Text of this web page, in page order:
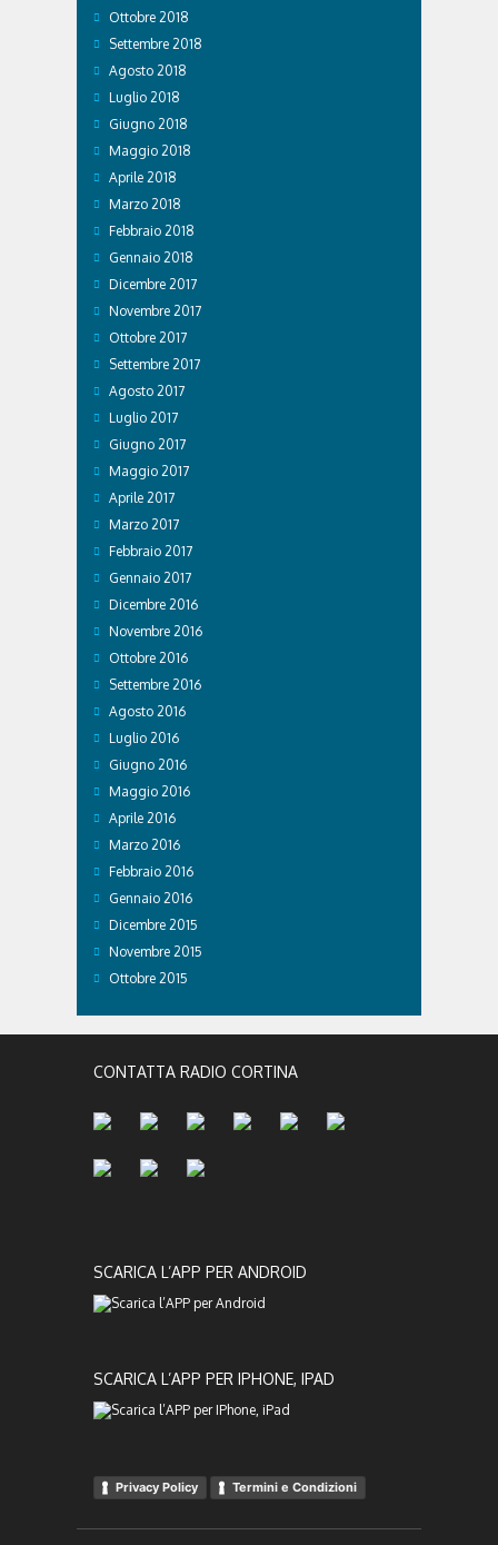
Ottobre 2018
Settembre 2018
Agosto 2018
Luglio 2018
Giugno 2018
Maggio 2018
Aprile 2018
Marzo 2018
Febbraio 2018
Gennaio 2018
Dicembre 2017
Novembre 2017
Ottobre 2017
Settembre 2017
Agosto 2017
Luglio 2017
Giugno 2017
Maggio 2017
Aprile 2017
Marzo 2017
Febbraio 2017
Gennaio 2017
Dicembre 2016
Novembre 2016
Ottobre 2016
Settembre 2016
Agosto 2016
Luglio 2016
Giugno 2016
Maggio 2016
Aprile 2016
Marzo 2016
Febbraio 2016
Gennaio 2016
Dicembre 2015
Novembre 2015
Ottobre 2015
CONTATTA RADIO CORTINA
SCARICA L’APP PER ANDROID
SCARICA L’APP PER IPHONE, IPAD
Privacy Policy Termini e Condizioni